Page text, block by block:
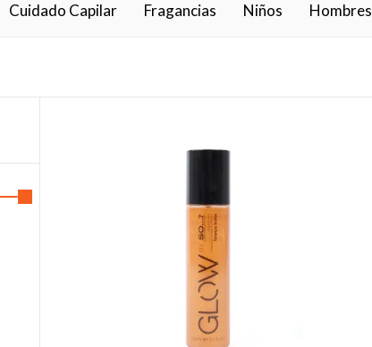
Cuidado Capilar Fragancias Niños Hombres